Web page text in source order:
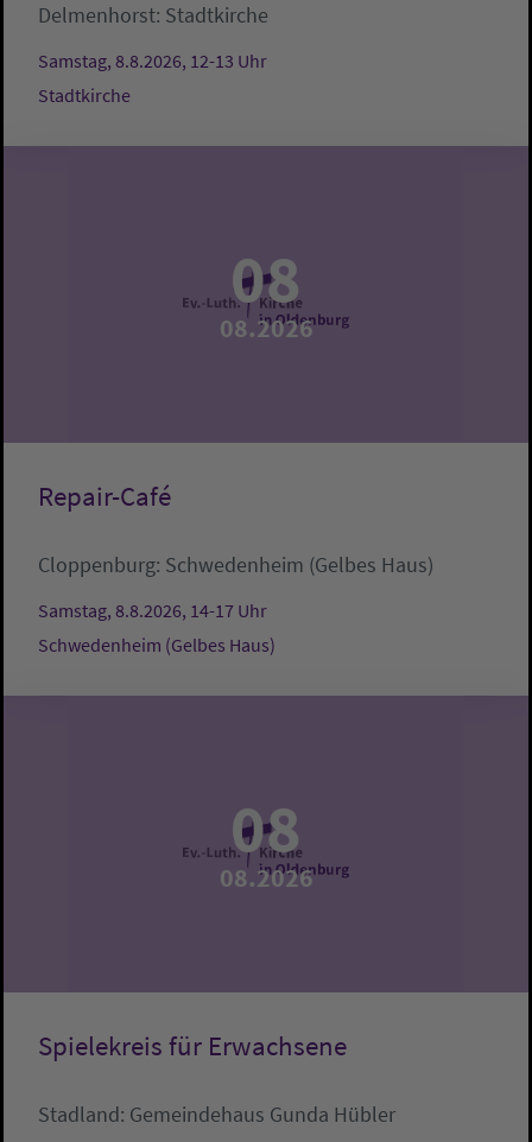
Delmenhorst: Stadtkirche
Samstag, 8.8.2026, 12-13 Uhr
Stadtkirche
08
08.2026
Repair-Café
Cloppenburg: Schwedenheim (Gelbes Haus)
Samstag, 8.8.2026, 14-17 Uhr
Schwedenheim (Gelbes Haus)
08
08.2026
Spielekreis für Erwachsene
Stadland: Gemeindehaus Gunda Hübler